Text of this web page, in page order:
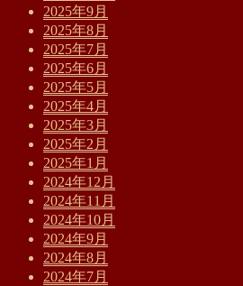
2025年9月
2025年8月
2025年7月
2025年6月
2025年5月
2025年4月
2025年3月
2025年2月
2025年1月
2024年12月
2024年11月
2024年10月
2024年9月
2024年8月
2024年7月